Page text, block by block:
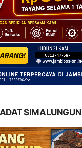
SIMALUNGUN